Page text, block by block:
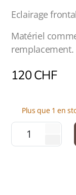
Eclairage
Matériel
remplacement.
120CHF
Plus que 1 en